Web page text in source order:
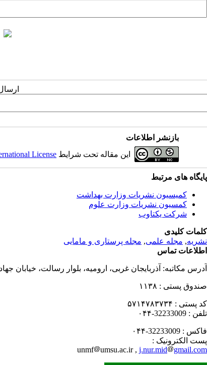
بازنشر اطلاعات
این مقاله تحت شرایط License
پایگاه های مرتبط
کمیسیون نشریات وزارت بهداشت
کمسیون نشریات وزارت علوم
شرکت یکتاوب
کلمات کلیدی
نشریه, مجله علمی, مجله پرستاری و مامایی
اطلاعات تماس
آدرس مکاتبه: آذربایجان غربی، ارومیه، بلوار رسالت، خیابان
صندوق پستی : ۱۱۳۸
کد پستی : ۵۷۱۴۷۸۳۷۳۴
تلفن : 32233009-۰۴۴
فاکس : 32233009-۰۴۴
پست الکترونیک :
unmf
umsu.ac.ir , j.nur.mid gmail.com